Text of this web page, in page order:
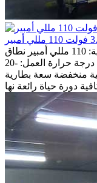
الجهد الاسمي: 3.85 فولت السعة الاسمية: 110 مللي أمبير نطاق
درجة حرارة العمل: -20 °C ~ + 60 °C كيمياء البطارية: ليثيوم أيون
منخفضة سعة بطارية